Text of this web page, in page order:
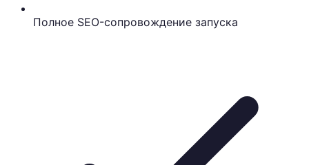
Полное SEO-сопровождение запуска